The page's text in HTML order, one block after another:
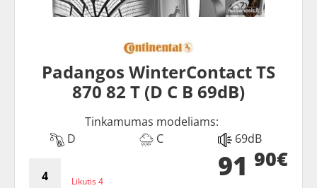
Padangos WinterContact TS
870 82 T (D C B 69dB)
Tinkamumas modeliams:
D
C 69dB
Likutis 4 91 90€